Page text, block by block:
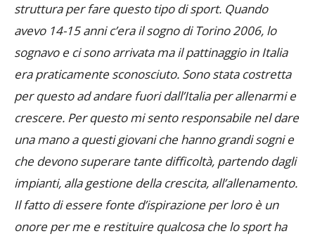
struttura per fare questo tipo di sport. Quando
avevo 14-15 anni c’era il sogno di Torino 2006, lo
sognavo e ci sono arrivata ma il pattinaggio in Italia
era praticamente sconosciuto. Sono stata costretta
per questo ad andare fuori dall’Italia per allenarmi e
crescere. Per questo mi sento responsabile nel dare
una mano a questi giovani che hanno grandi sogni e
che devono superare tante difficoltà, partendo dagli
impianti, alla gestione della crescita, all’allenamento.
Il fatto di essere fonte d’ispirazione per loro è un
onore per me e restituire qualcosa che lo sport ha